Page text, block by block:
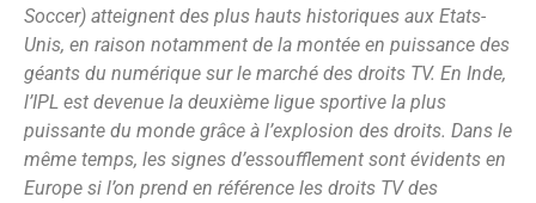
Soccer) atteignent des plus hauts historiques aux Etats-
Unis, en raison notamment de la montée en puissance des
géants du numérique sur le marché des droits TV. En Inde,
l’IPL est devenue la deuxième ligue sportive la plus
puissante du monde grâce à l’explosion des droits. Dans le
même temps, les signes d’essoufflement sont évidents en
Europe si l’on prend en référence les droits TV des